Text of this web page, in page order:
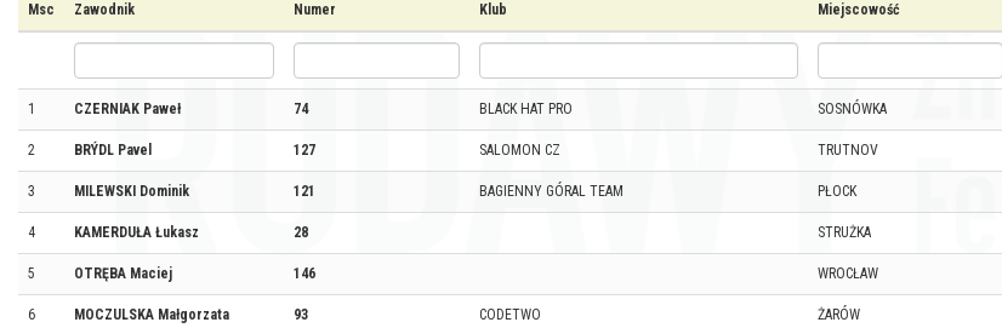
Msc Zawodnik Numer Klub Miejscowość
1 CZERNIAK Paweł 74 BLACK HAT PRO SOSNÓWKA
2 BRÝDL Pavel 127 SALOMON CZ TRUTNOV
3 MILEWSKI Dominik 121 BAGIENNY GÓRAL TEAM PŁOCK
4 KAMERDUŁA Łukasz 28 STRUŻKA
5 OTRĘBA Maciej 146 WROCŁAW
6 MOCZULSKA Małgorzata 93 CODETWO ŻARÓW